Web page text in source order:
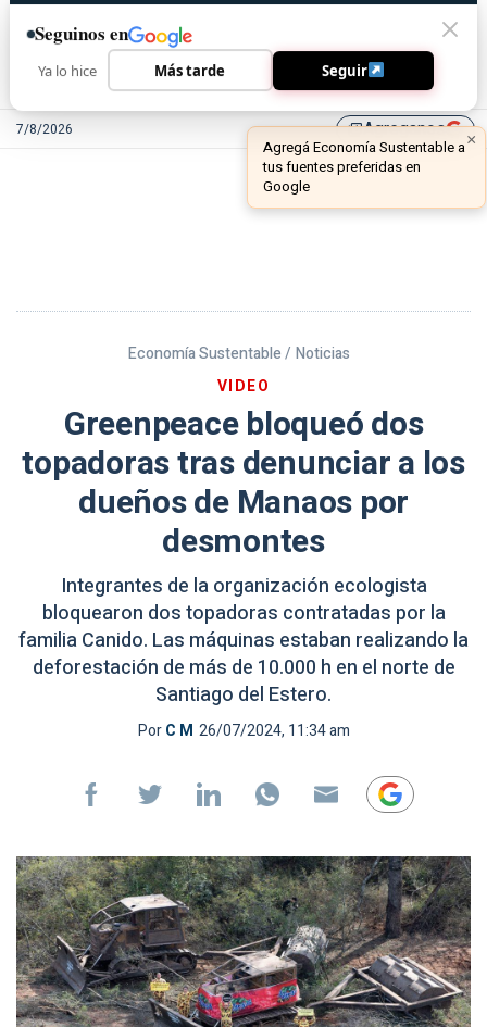
7/8/2026 library_addAgreganos
Economía Sustentable / Noticias
VIDEO
Greenpeace bloqueó dos
topadoras tras denunciar a los
dueños de Manaos por
desmontes
Integrantes de la organización ecologista
bloquearon dos topadoras contratadas por la
familia Canido. Las máquinas estaban realizando la
deforestación de más de 10.000 h en el norte de
Santiago del Estero.
PorC M 26/07/2024, 11:34 am
Seguinos en
Ya lo hice Más tarde Seguir